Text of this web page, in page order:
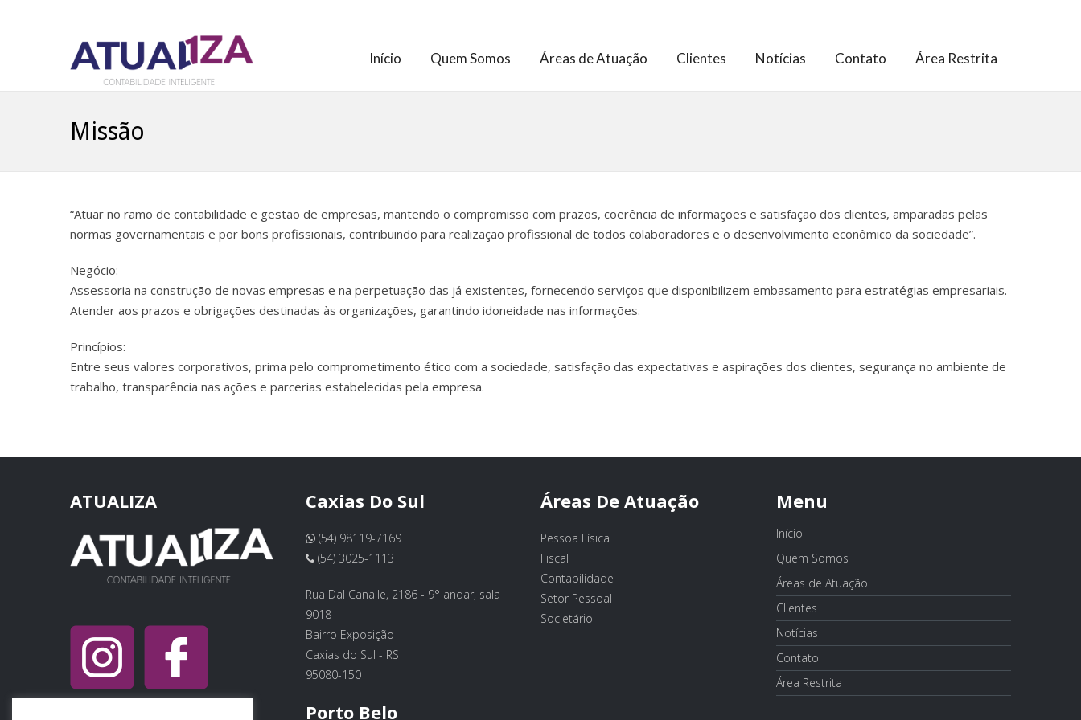
Início Quem Somos Áreas de Atuação Clientes Notícias Contato Área Restrita
Missão
“Atuar no ramo de contabilidade e gestão de empresas, mantendo o compromisso com prazos, coerência de informações e satisfação dos clientes, amparadas pelas
normas governamentais e por bons profissionais, contribuindo para realização profissional de todos colaboradores e o desenvolvimento econômico da sociedade”.
Negócio:
Assessoria na construção de novas empresas e na perpetuação das já existentes, fornecendo serviços que disponibilizem embasamento para estratégias empresariais.
Atender aos prazos e obrigações destinadas às organizações, garantindo idoneidade nas informações.
Princípios:
Entre seus valores corporativos, prima pelo comprometimento ético com a sociedade, satisfação das expectativas e aspirações dos clientes, segurança no ambiente de
trabalho, transparência nas ações e parcerias estabelecidas pela empresa.
ATUALIZA Caxias Do Sul
(54) 98119-7169
(54) 3025-1113
Rua Dal Canalle, 2186 - 9° andar, sala
9018
Bairro Exposição
Caxias do Sul - RS
95080-150
Porto Belo
Áreas De Atuação
Pessoa Física
Fiscal
Contabilidade
Setor Pessoal
Societário
Menu
Início
Quem Somos
Áreas de Atuação
Clientes
Notícias
Contato
Área Restrita